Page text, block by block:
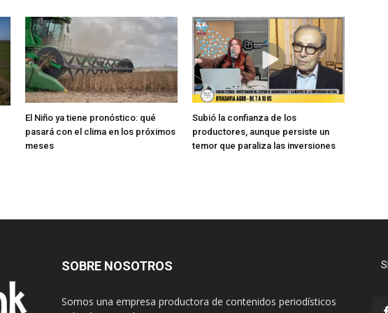
El Niño ya tiene pronóstico: qué
pasará con el clima en los próximos
meses
Subió la confianza de los
productores, aunque persiste un
temor que paraliza las inversiones
SOBRE NOSOTROS
Somos una empresa productora de contenidos periodísticos